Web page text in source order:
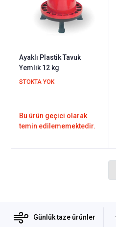
Ayaklı Plastik Tavuk
Yemlik 12 kg
STOKTA YOK
Bu ürün geçici olarak
temin edilememektedir.
Günlük taze ürünler